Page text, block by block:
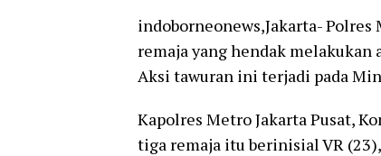
indoborneonews,Jakarta- Polres
remaja yang hendak melakukan
Aksi tawuran ini terjadi pada
Kapolres Metro Jakarta Pusat,
tiga remaja itu berinisial VR